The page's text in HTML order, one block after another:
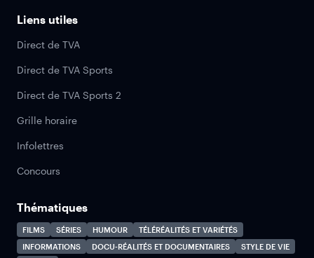
Liens utiles
Direct de TVA
Direct de TVA Sports
Direct de TVA Sports 2
Grille horaire
Infolettres
Concours
Thématiques
FILMS SÉRIES HUMOUR
TÉLÉRÉALITÉS ET VARIÉTÉS
INFORMATIONS
DOCU-RÉALITÉS ET DOCUMENTAIRES
STYLE DE VIE